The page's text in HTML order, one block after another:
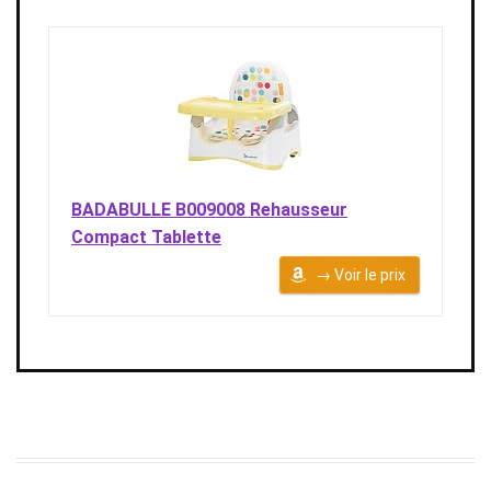
BADABULLE B009008 Rehausseur
Compact Tablette
→ Voir le prix